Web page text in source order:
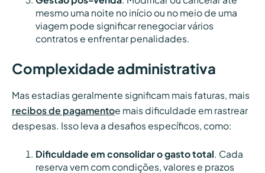
mesmo uma noite no início ou no meio de uma
viagem pode significar renegociar vários
contratos e enfrentar penalidades.
Complexidade administrativa
Mas estadias geralmente significam mais faturas, mais
recibos de pagamentoe mais dificuldade em rastrear
despesas. Isso leva a desafios específicos, como:
Dificuldade em consolidar o gasto total. Cada
reserva vem com condições, valores e prazos